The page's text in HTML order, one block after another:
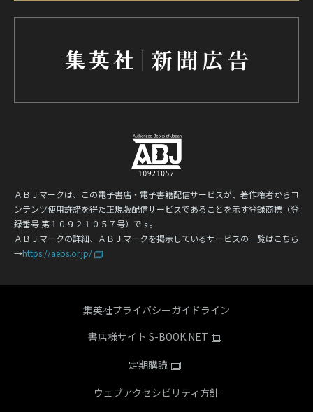
ＡＢＪマークは、この電子書店・電子書籍配信サービスが、著作権者からコ
ンテンツ使用許諾を得た正規版配信サービスであることを示す登録商標（登
録番号 第１０９２１０５７号）です。
ＡＢＪマークの詳細、ＡＢＪマークを掲示しているサービスの一覧はこちら
→https://aebs.or.jp/
集英社プライバシーガイドライン
書店様サイト S-BOOK.NET
定期購読
ウェブアクセシビリティ方針